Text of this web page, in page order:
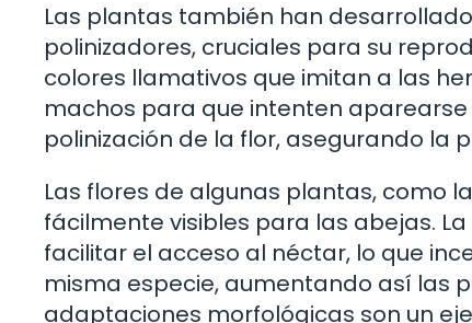
Las plantas también han
polinizadores, cruciales para su
colores llamativos que imitan a las
machos para que intenten
polinización de la flor, asegurando la
Las flores de algunas plantas, como
fácilmente visibles para las abejas.
facilitar el acceso al néctar, lo que
misma especie, aumentando así las
adaptaciones morfológicas son un